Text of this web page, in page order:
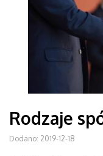
Rodzaje
Dodano: 2019-12-18